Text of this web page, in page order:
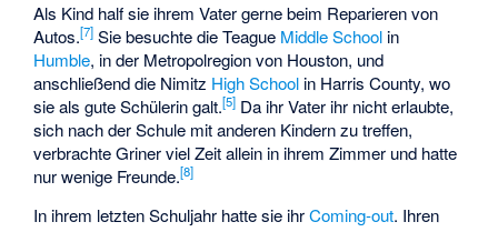
Als Kind half sie ihrem Vater gerne beim Reparieren von
Autos.[7] Sie besuchte die Teague Middle School in
Humble, in der Metropolregion von Houston, und
anschließend die Nimitz High School in Harris County, wo
sie als gute Schülerin galt.[5] Da ihr Vater ihr nicht erlaubte,
sich nach der Schule mit anderen Kindern zu treffen,
verbrachte Griner viel Zeit allein in ihrem Zimmer und hatte
nur wenige Freunde.[8]
In ihrem letzten Schuljahr hatte sie ihrComing-out. Ihren